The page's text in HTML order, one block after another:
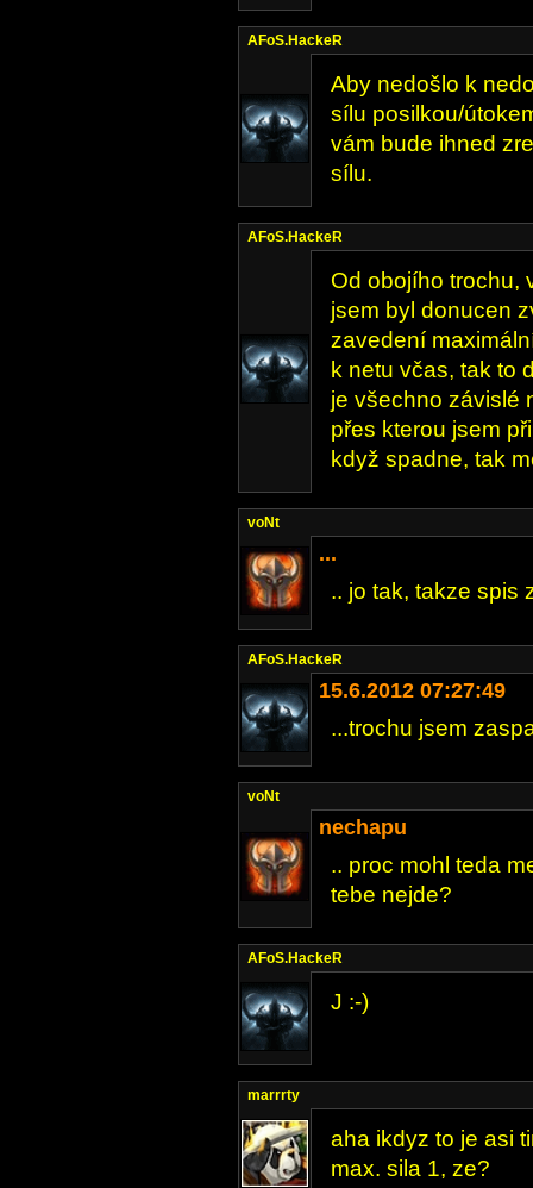
AFoS.HackeR
Aby nedošlo k
sílu posilkou/
vám bude ihned
sílu.
AFoS.HackeR
Od obojího trochu,
jsem byl donucen
zavedení
k netu včas, tak to
je všechno závislé
přes kterou jsem
když spadne, tak
voNt
...
.. jo tak, takze spis
AFoS.HackeR
15.6.2012 07:27:49
...trochu jsem
voNt
nechapu
.. proc mohl teda
tebe nejde?
AFoS.HackeR
J :-)
marrrty
aha ikdyz to je asi
max. sila 1, ze?